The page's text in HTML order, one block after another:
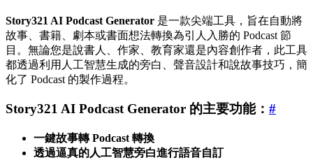
Story321 AI Podcast Generator 是一款尖端工具，旨在自動將
故事、書籍、劇本或書面想法轉換為引人入勝的 Podcast 節
目。無論您是說書人、作家、教育家還是內容創作者，此工具
都透過利用人工智慧生成的旁白、聲音設計和說故事技巧，簡
化了 Podcast 的製作過程。
Story321 AI Podcast Generator 的主要功能： #
一鍵故事轉 Podcast 轉換
透過逼真的人工智慧旁白進行語音自訂